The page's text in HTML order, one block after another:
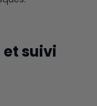
et suivi